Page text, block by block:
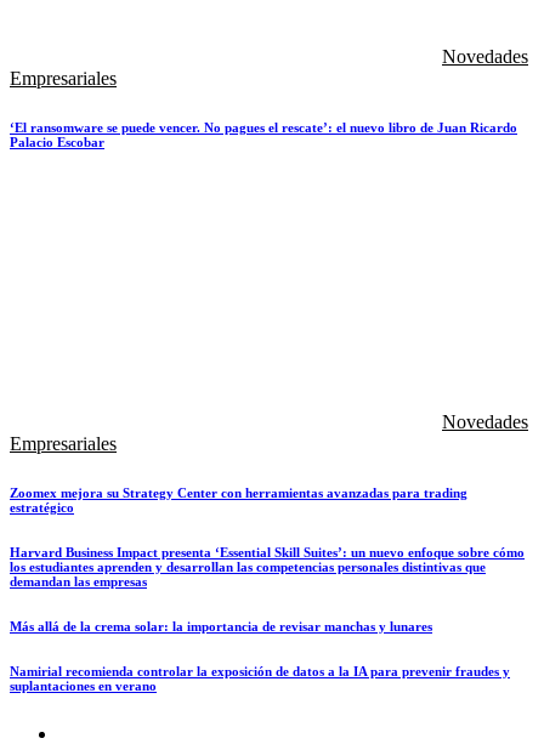
Novedades
Empresariales
‘El ransomware se puede vencer. No pagues el rescate’: el nuevo libro de Juan Ricardo
Palacio Escobar
Novedades
Empresariales
Zoomex mejora su Strategy Center con herramientas avanzadas para trading
estratégico
Harvard Business Impact presenta ‘Essential Skill Suites’: un nuevo enfoque sobre cómo
los estudiantes aprenden y desarrollan las competencias personales distintivas que
demandan las empresas
Más allá de la crema solar: la importancia de revisar manchas y lunares
Namirial recomienda controlar la exposición de datos a la IA para prevenir fraudes y
suplantaciones en verano